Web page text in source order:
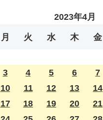
2023年4月
月 火 水 木 金
3
4 5 6 7
10
11 12 13 14
17
18 19 20 21